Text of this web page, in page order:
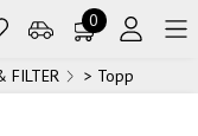
0
FILTER > Topp